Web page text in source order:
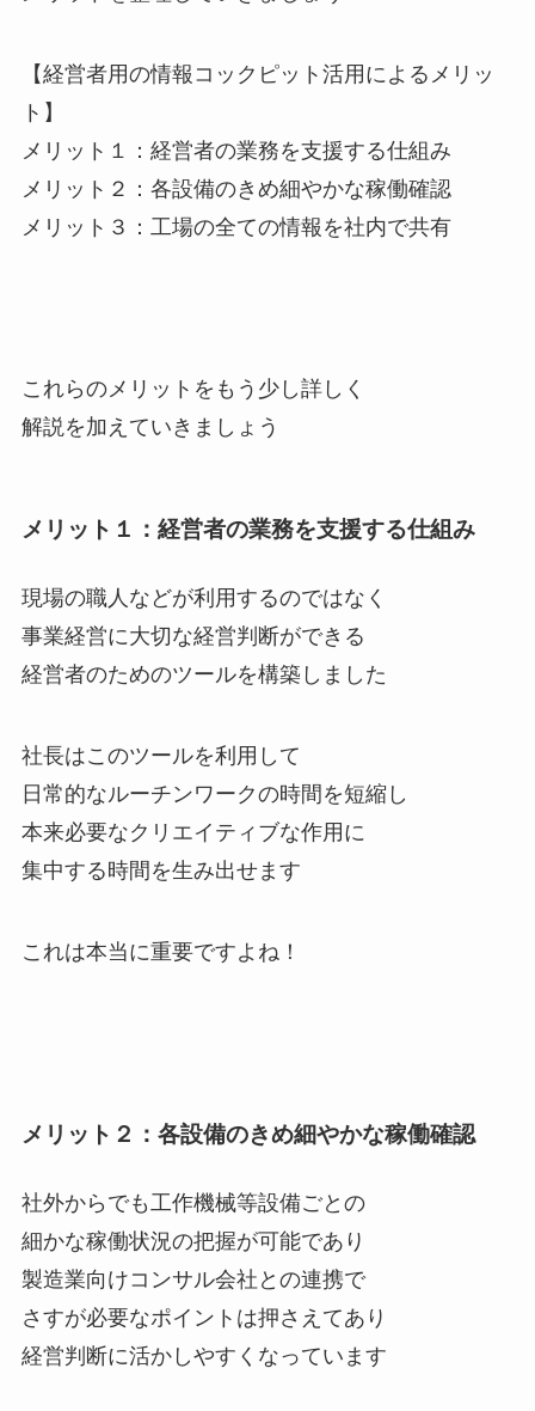
【経営者用の情報コックピット活用によるメリッ
ト】
メリット１：経営者の業務を支援する仕組み
メリット２：各設備のきめ細やかな稼働確認
メリット３：工場の全ての情報を社内で共有
これらのメリットをもう少し詳しく
解説を加えていきましょう
メリット１：経営者の業務を支援する仕組み
現場の職人などが利用するのではなく
事業経営に大切な経営判断ができる
経営者のためのツールを構築しました
社長はこのツールを利用して
日常的なルーチンワークの時間を短縮し
本来必要なクリエイティブな作用に
集中する時間を生み出せます
これは本当に重要ですよね！
メリット２：各設備のきめ細やかな稼働確認
社外からでも工作機械等設備ごとの
細かな稼働状況の把握が可能であり
製造業向けコンサル会社との連携で
さすが必要なポイントは押さえてあり
経営判断に活かしやすくなっています